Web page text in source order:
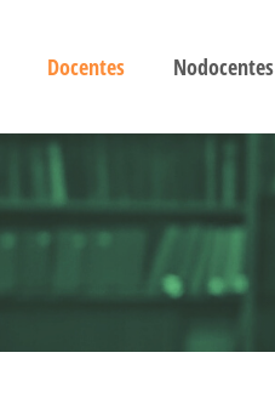
Docentes Nodocentes